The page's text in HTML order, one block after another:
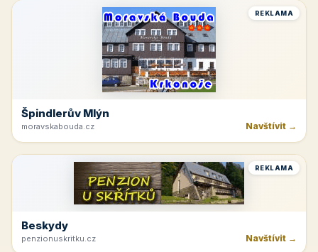
REKLAMA
Špindlerův Mlýn
moravskabouda.cz Navštívit →
REKLAMA
Beskydy
penzionuskritku.cz Navštívit →